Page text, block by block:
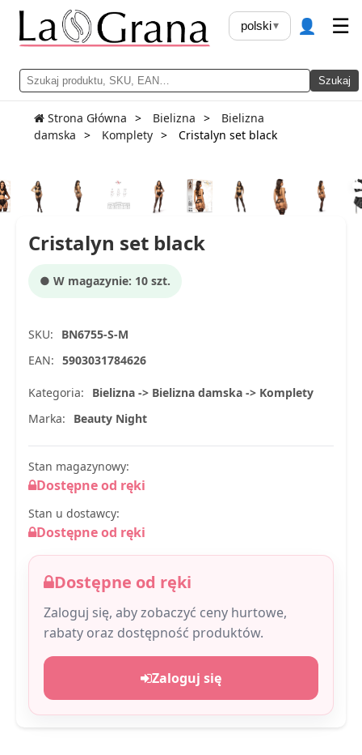
Szukaj
polski▾ 👤 ☰
Strona Główna Bielizna
Bielizna
damska
Komplety Cristalyn set black
Cristalyn set black
● W magazynie: 10 szt.
SKU:
BN6755-S-M
EAN: 5903031784626
Kategoria:
Bielizna -> Bielizna damska -> Komplety
Marka:
Beauty Night
Stan magazynowy:
Dostępne od ręki
Stan u dostawcy:
Dostępne od ręki
Dostępne od ręki
Zaloguj się, aby zobaczyć ceny hurtowe,
rabaty oraz dostępność produktów.
Zaloguj się